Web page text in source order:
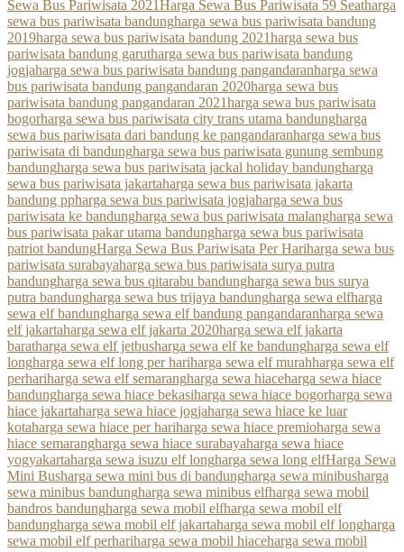
Sewa Bus Pariwisata 2021Harga Sewa Bus Pariwisata 59 Seatharga
sewa bus pariwisata bandungharga sewa bus pariwisata bandung
2019harga sewa bus pariwisata bandung 2021harga sewa bus
pariwisata bandung garutharga sewa bus pariwisata bandung
jogjaharga sewa bus pariwisata bandung pangandaranharga sewa
bus pariwisata bandung pangandaran 2020harga sewa bus
pariwisata bandung pangandaran 2021harga sewa bus pariwisata
bogorharga sewa bus pariwisata city trans utama bandungharga
sewa bus pariwisata dari bandung ke pangandaranharga sewa bus
pariwisata di bandungharga sewa bus pariwisata gunung sembung
bandungharga sewa bus pariwisata jackal holiday bandungharga
sewa bus pariwisata jakartaharga sewa bus pariwisata jakarta
bandung ppharga sewa bus pariwisata jogjaharga sewa bus
pariwisata ke bandungharga sewa bus pariwisata malangharga sewa
bus pariwisata pakar utama bandungharga sewa bus pariwisata
patriot bandungHarga Sewa Bus Pariwisata Per Hariharga sewa bus
pariwisata surabayaharga sewa bus pariwisata surya putra
bandungharga sewa bus qitarabu bandungharga sewa bus surya
putra bandungharga sewa bus trijaya bandungharga sewa elfharga
sewa elf bandungharga sewa elf bandung pangandaranharga sewa
elf jakartaharga sewa elf jakarta 2020harga sewa elf jakarta
baratharga sewa elf jetbusharga sewa elf ke bandungharga sewa elf
longharga sewa elf long per hariharga sewa elf murahharga sewa elf
perhariharga sewa elf semarangharga sewa hiaceharga sewa hiace
bandungharga sewa hiace bekasiharga sewa hiace bogorharga sewa
hiace jakartaharga sewa hiace jogjaharga sewa hiace ke luar
kotaharga sewa hiace per hariharga sewa hiace premioharga sewa
hiace semarangharga sewa hiace surabayaharga sewa hiace
yogyakartaharga sewa isuzu elf longharga sewa long elfHarga Sewa
Mini Busharga sewa mini bus di bandungharga sewa minibusharga
sewa minibus bandungharga sewa minibus elfharga sewa mobil
bandros bandungharga sewa mobil elfharga sewa mobil elf
bandungharga sewa mobil elf jakartaharga sewa mobil elf longharga
sewa mobil elf perhariharga sewa mobil hiaceharga sewa mobil